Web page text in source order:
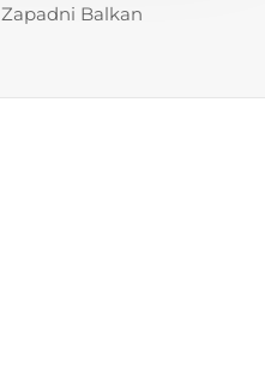
Zapadni Balkan